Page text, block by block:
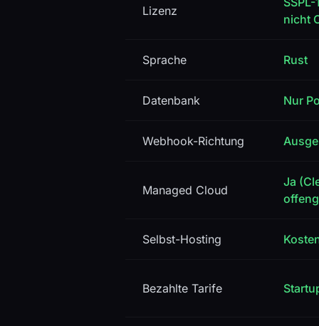
Lizenz
nicht
Sprache Rust
Datenbank Nur
Webhook-Richtung
Managed Cloud
Ja
Selbst-Hosting
Bezahlte Tarife